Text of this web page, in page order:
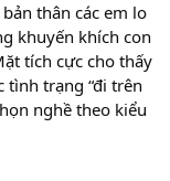
thân các em lo
khuyến khích con
tích cực cho thấy
tình trạng “đi trên
nghề theo kiểu